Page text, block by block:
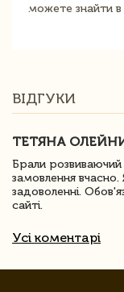
можете знайти
ВІДГУКИ
ТЕТЯНА
Брали
замовлення
задоволенні.
сайті.
Усі коментарі